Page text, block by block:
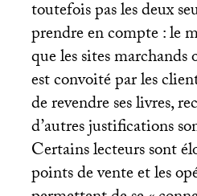
toutefois pas les deux
prendre en compte : le
que les sites
est convoité par les
de revendre ses livres,
d’autres justifications
Certains lecteurs sont
points de vente et les